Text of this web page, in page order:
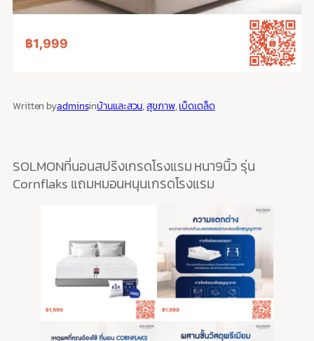
Written byadminsinบ้านและสวน, สุขภาพ, เบ็ดเตล็ด
SOLMONที่นอนสปริงเกรดโรงแรม หนา9นิ้ว รุ่น
Cornflaks แถมหมอนหนุนเกรดโรงแรม